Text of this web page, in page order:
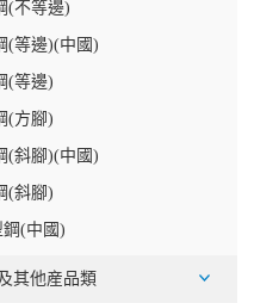
(不等邊)
(等邊)(中國)
(等邊)
(方腳)
(斜腳)(中國)
(斜腳)
鋼(中國)
其他産品類